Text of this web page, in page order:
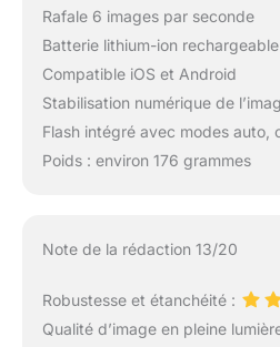
Rafale 6 images par seconde
Batterie lithium-ion rechargeable
Compatible iOS et Android
Stabilisation numérique de
Flash intégré avec modes auto,
Poids : environ 176 grammes
Note de la rédaction 13/20
Robustesse et étanchéité :
Qualité d’image en pleine